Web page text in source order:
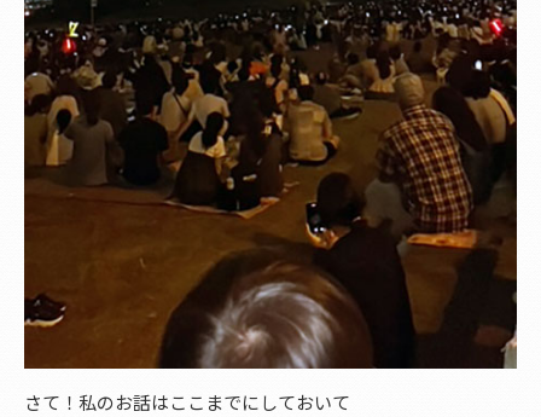
さて！私のお話はここまでにしておいて